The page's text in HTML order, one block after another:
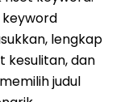
lengkap
kesulitan, dan
judul